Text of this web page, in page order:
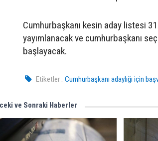
Cumhurbaşkanı kesin aday listesi
yayımlanacak ve cumhurbaşkanı
başlayacak.
Etiketler : Cumhurbaşkanı adaylığı için
ve Sonraki Haberler